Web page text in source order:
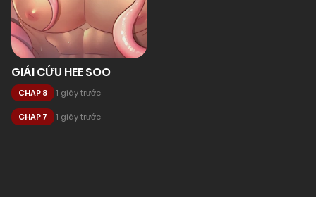
GIẢI CỨU HEE SOO
CHAP 8 1 giây trước
CHAP 7 1 giây trước